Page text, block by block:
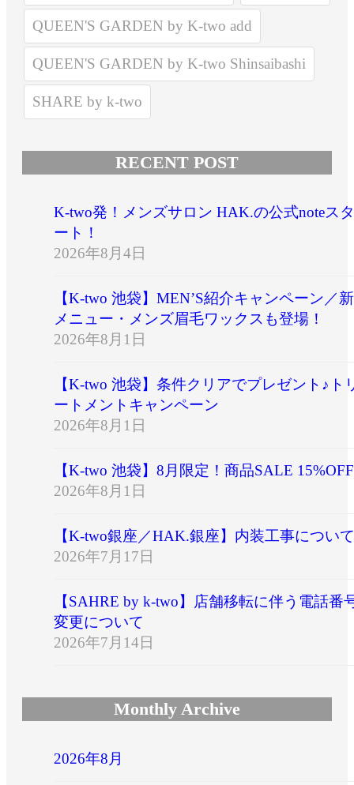
QUEEN'S GARDEN by K-two add
QUEEN'S GARDEN by K-two Shinsaibashi
SHARE by k-two
RECENT POST
K-two発！メンズサロン HAK.の公式noteスタ
ート！
2026年8月4日
【K-two 池袋】MEN’S紹介キャンペーン／新
メニュー・メンズ眉毛ワックスも登場！
2026年8月1日
【K-two 池袋】条件クリアでプレゼント♪ト
ートメントキャンペーン
2026年8月1日
【K-two 池袋】8月限定！商品SALE 15%OFF
2026年8月1日
【K-two銀座／HAK.銀座】内装工事について
2026年7月17日
【SAHRE by k-two】店舗移転に伴う電話番
変更について
2026年7月14日
Monthly Archive
2026年8月